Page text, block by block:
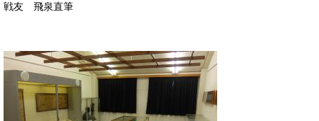
戦友 飛泉直筆